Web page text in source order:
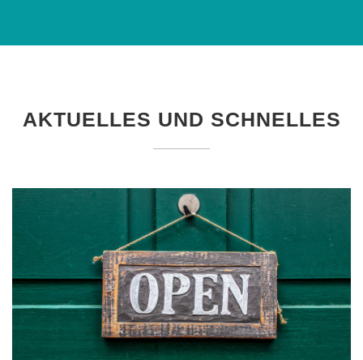
AKTUELLES UND SCHNELLES